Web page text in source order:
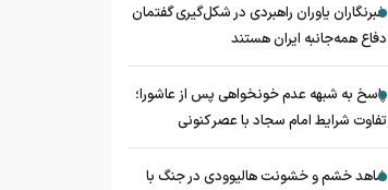
خبرنگاران یاوران راهبردی در شکل‌گیری گفتمان
دفاع همه‌جانبه ایران هستند
پاسخ به شبهه عدم خونخواهی پس از عاشورا؛
تفاوت شرایط امام سجاد با عصر کنونی
شاهد خشم و خشونت هالیوودی در جنگ با